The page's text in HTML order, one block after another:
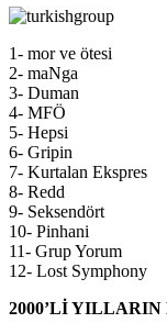
1- mor ve ötesi
2- maNga
3- Duman
4- MFÖ
5- Hepsi
6- Gripin
7- Kurtalan Ekspres
8- Redd
9- Seksendört
10- Pinhani
11- Grup Yorum
12- Lost Symphony
2000’Lİ